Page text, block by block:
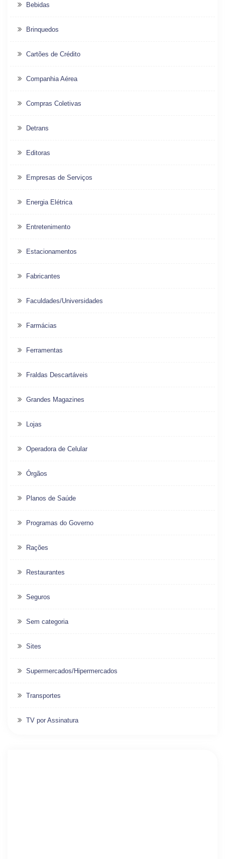
Bebidas
Brinquedos
Cartões de Crédito
Companhia Aérea
Compras Coletivas
Detrans
Editoras
Empresas de Serviços
Energia Elétrica
Entretenimento
Estacionamentos
Fabricantes
Faculdades/Universidades
Farmácias
Ferramentas
Fraldas Descartáveis
Grandes Magazines
Lojas
Operadora de Celular
Órgãos
Planos de Saúde
Programas do Governo
Rações
Restaurantes
Seguros
Sem categoria
Sites
Supermercados/Hipermercados
Transportes
TV por Assinatura